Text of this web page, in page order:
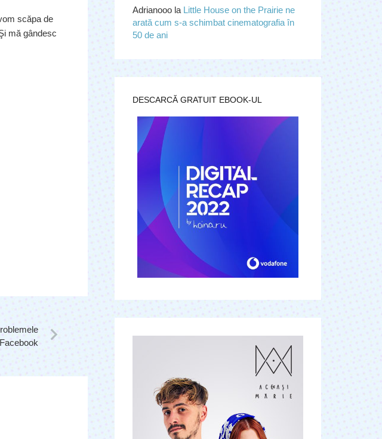
scăpa de
mă gândesc
Facebook
Adrianooola Little House on the Prairie ne
arată cum s-a schimbat cinematografia în
50 de ani
DESCARCĂ GRATUIT EBOOK-UL